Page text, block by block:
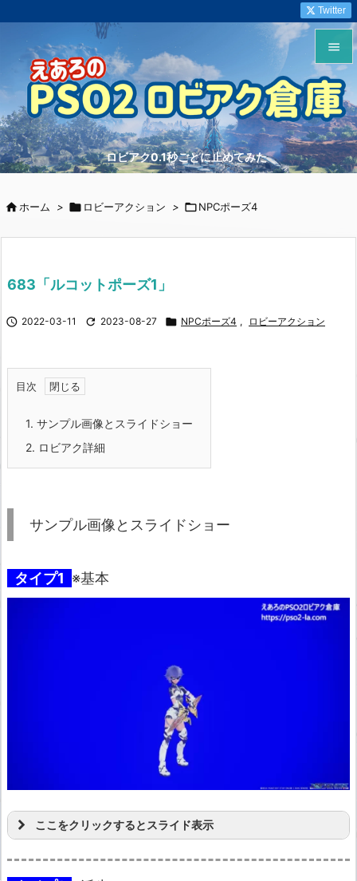
ロビアク0.1秒ごとに止めてみた


メニュ

サイド


Twitter
ホーム >  ロビーアクション > NPCポーズ4
683「ルコットポーズ1」
 2022-03-11  2023-08-27  NPCポーズ4 , ロビーアクション
目次
1. サンプル画像とスライドショー
2. ロビアク詳細
サンプル画像とスライドショー
タイプ1 ※基本
ここをクリックするとスライド表示